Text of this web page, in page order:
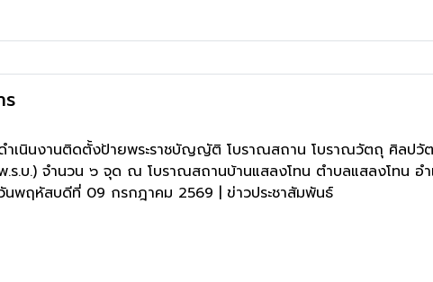
ร
ำเนินงานติดตั้งป้ายพระราชบัญญัติ โบราณสถาน โบราณวัตถุ ศิลป
.ร.บ.) จำนวน ๖ จุด ณ โบราณสถานบ้านแสลงโทน ตำบลแสลงโทน อำ
นพฤหัสบดีที่ 09 กรกฎาคม 2569 | ข่าวประชาสัมพันธ์